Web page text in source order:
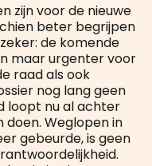
zijn voor de nieuwe
beter begrijpen
de komende
maar urgenter voor
raad als ook
nog lang geen
loopt nu al achter
doen. Weglopen in
gebeurde, is geen